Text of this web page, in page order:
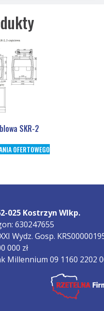
SKR-2
OFERTOWEGO
025 Kostrzyn Wlkp.
630247655
Wydz. Gosp.
000 zł
Millennium 09 1160 2202